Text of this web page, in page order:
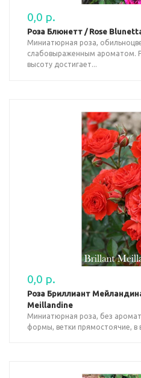
0,0 р.
Роза Блюнетт / Rose
Миниатюрная роза,
слабовыраженным ароматом.
высоту достигает...
0,0 р.
Роза Бриллиант
Meillandine
Миниатюрная роза, без
формы, ветки прямостоячие, в